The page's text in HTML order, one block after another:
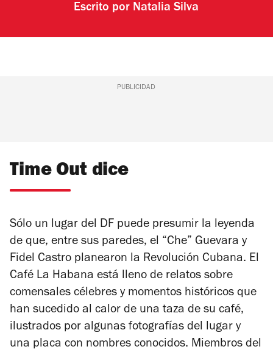
Escrito por Natalia Silva
PUBLICIDAD
Time Out dice
Sólo un lugar del DF puede presumir la leyenda
de que, entre sus paredes, el “Che” Guevara y
Fidel Castro planearon la Revolución Cubana. El
Café La Habana está lleno de relatos sobre
comensales célebres y momentos históricos que
han sucedido al calor de una taza de su café,
ilustrados por algunas fotografías del lugar y
una placa con nombres conocidos. Miembros del